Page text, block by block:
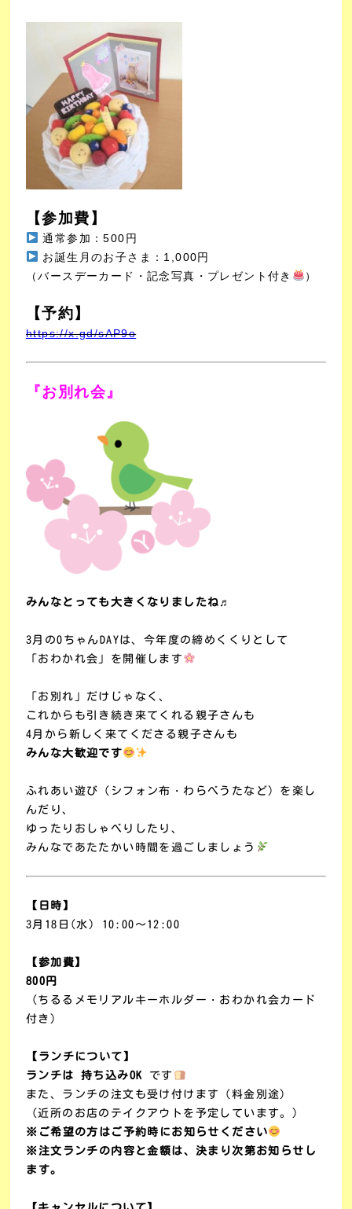
【参加費】
通常参加：500円
お誕生月のお子さま：1,000円
（バースデーカード・記念写真・プレゼント付き ）
【予約】
https://x.gd/sAP9o
『お別れ会』
みんなとっても大きくなりましたね♬
3月の0ちゃんDAYは、今年度の締めくくりとして
「おわかれ会」を開催します
「お別れ」だけじゃなく、
これからも引き続き来てくれる親子さんも
4月から新しく来てくださる親子さんも
みんな大歓迎です
ふれあい遊び（シフォン布・わらべうたなど）を楽し
んだり、
ゆったりおしゃべりしたり、
みんなであたたかい時間を過ごしましょう
【日時】
3月18日(水) 10:00～12:00
【参加費】
800円
（ちるるメモリアルキーホルダー・おわかれ会カード
付き）
【ランチについて】
ランチは 持ち込みOK です
また、ランチの注文も受け付けます（料金別途）
（近所のお店のテイクアウトを予定しています。）
※ご希望の方はご予約時にお知らせください
※注文ランチの内容と金額は、決まり次第お知らせし
ます。